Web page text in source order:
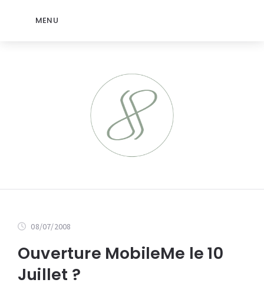
MENU
08/07/2008
Ouverture MobileMe le 10
Juillet ?